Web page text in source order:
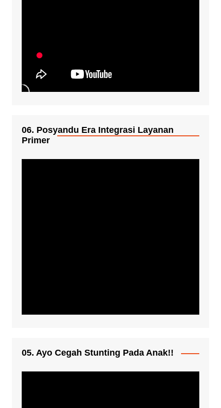
06. Posyandu Era Integrasi Layanan
Primer
05. Ayo Cegah Stunting Pada Anak!!